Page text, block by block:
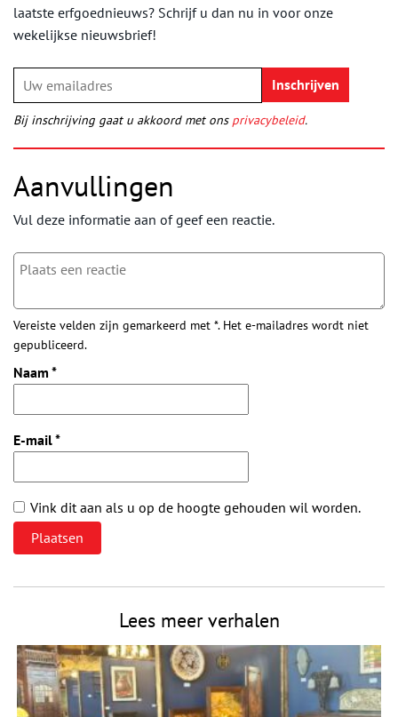
laatste erfgoednieuws? Schrijf u dan nu in voor onze
wekelijkse nieuwsbrief!
Bij inschrijving gaat u akkoord met ons privacybeleid.
Aanvullingen
Vul deze informatie aan of geef een reactie.
Vereiste velden zijn gemarkeerd met *. Het e-mailadres wordt niet
gepubliceerd.
Naam *
E-mail*
Vink dit aan als u op de hoogte gehouden wil worden.
Lees meer verhalen